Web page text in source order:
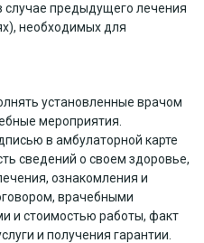
случае предыдущего лечения
необходимых для
установленные врачом
мероприятия.
в амбулаторной карте
сведений о своем здоровье,
ознакомления и
врачебными
и стоимостью работы, факт
и получения гарантии.